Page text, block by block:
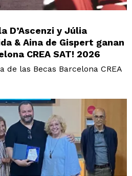
D’Ascenzi y Júlia
& Aina de Gispert ganan
CREA SAT! 2026
de las Becas Barcelona CREA